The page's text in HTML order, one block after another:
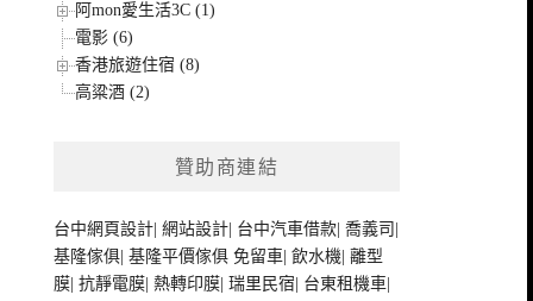
阿mon愛生活3C (1)
電影 (6)
香港旅遊住宿 (8)
高粱酒 (2)
贊助商連結
台中網頁設計 |網站設計 台中汽車借款 |喬義司
基隆傢俱 |基隆平價傢俱 免留車 |飲水機 |離型
膜 |抗靜電膜 |熱轉印膜 |瑞里民宿 台東租機車